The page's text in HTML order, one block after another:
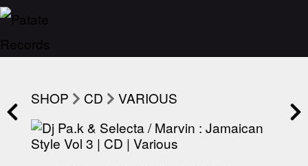
SHOP CD VARIOUS